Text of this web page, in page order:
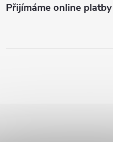
Přijímáme online platby